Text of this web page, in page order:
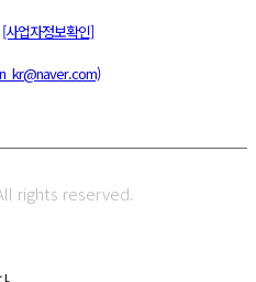
[사업자정보확인]
rights reserved.